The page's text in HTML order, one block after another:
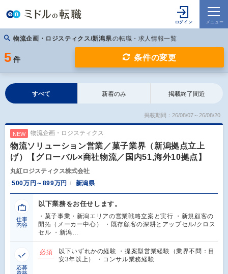
物流企画・ロジスティクス/新潟県の転職・求人情報一覧
5 件 条件の変更
すべて 新着のみ 掲載終了間近
掲載期間：26/08/07～26/08/20
NEW 物流企画・ロジスティクス
物流ソリューション営業／菓子業界（新潟拠点立上
げ）【グローバル×商社物流／国内51,海外10拠点】
丸紅ロジスティクス株式会社
500万円～899万円
新潟県
仕事
内容
以下業務をお任せします。
・菓子事業・新潟エリアの営業戦略立案と実行 ・新規顧客の
開拓（メーカー中心） ・既存顧客の深耕とアップセル/クロス
セル ・新潟…
応募
必須
以下いずれかの経験 ・提案型営業経験（業界不問：目
安3年以上） ・コンサル業務経験